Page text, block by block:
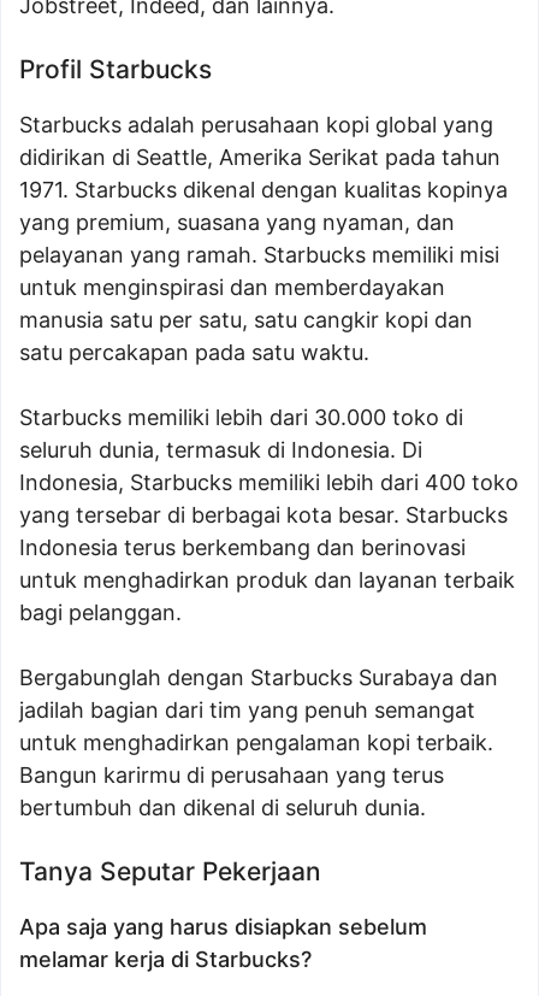
Jobstreet, Indeed, dan lainnya.
Profil Starbucks
Starbucks adalah perusahaan kopi global yang
didirikan di Seattle, Amerika Serikat pada tahun
1971. Starbucks dikenal dengan kualitas kopinya
yang premium, suasana yang nyaman, dan
pelayanan yang ramah. Starbucks memiliki misi
untuk menginspirasi dan memberdayakan
manusia satu per satu, satu cangkir kopi dan
satu percakapan pada satu waktu.
Starbucks memiliki lebih dari 30.000 toko di
seluruh dunia, termasuk di Indonesia. Di
Indonesia, Starbucks memiliki lebih dari 400 toko
yang tersebar di berbagai kota besar. Starbucks
Indonesia terus berkembang dan berinovasi
untuk menghadirkan produk dan layanan terbaik
bagi pelanggan.
Bergabunglah dengan Starbucks Surabaya dan
jadilah bagian dari tim yang penuh semangat
untuk menghadirkan pengalaman kopi terbaik.
Bangun karirmu di perusahaan yang terus
bertumbuh dan dikenal di seluruh dunia.
Tanya Seputar Pekerjaan
Apa saja yang harus disiapkan sebelum
melamar kerja di Starbucks?